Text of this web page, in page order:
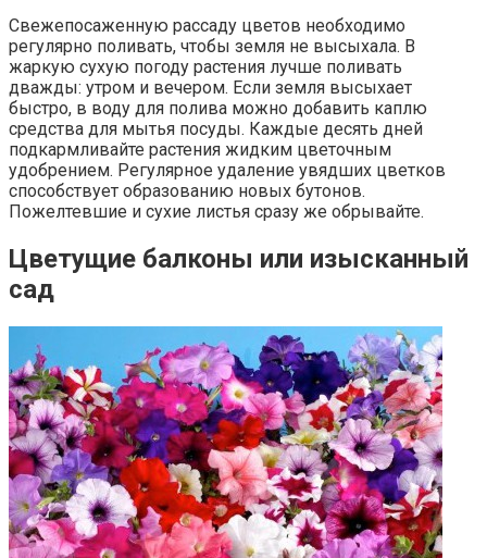
Свежепосаженную рассаду цветов необходимо
регулярно поливать, чтобы земля не высыхала. В
жаркую сухую погоду растения лучше поливать
дважды: утром и вечером. Если земля высыхает
быстро, в воду для полива можно добавить каплю
средства для мытья посуды. Каждые десять дней
подкармливайте растения жидким цветочным
удобрением. Регулярное удаление увядших цветков
способствует образованию новых бутонов.
Пожелтевшие и сухие листья сразу же обрывайте.
Цветущие балконы или изысканный
сад